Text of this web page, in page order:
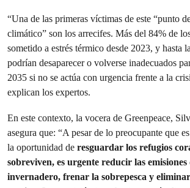
“Una de las primeras víctimas de este “punto
climático” son los arrecifes. Más del 84% de
sometido a estrés térmico desde 2023, y hasta
podrían desaparecer o volverse inadecuados
2035 si no se actúa con urgencia frente a la
explican los expertos.
En este contexto, la vocera de Greenpeace,
asegura que: “A pesar de lo preocupante que
la oportunidad de resguardar los refugios
sobreviven, es urgente reducir las emisiones
invernadero, frenar la sobrepesca y